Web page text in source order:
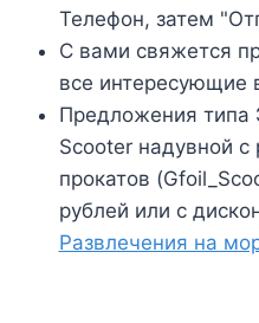
Телефон, затем
С вами свяжется
все интересующие
Предложения типа
Scooter надувной
прокатов
рублей или с
Развлечения на